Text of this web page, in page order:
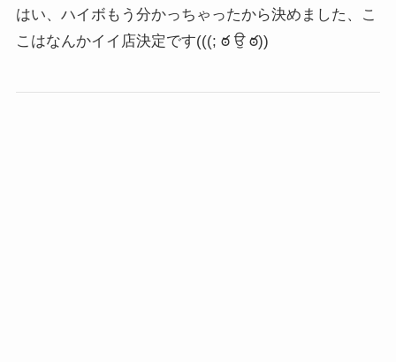
はい、ハイボもう分かっちゃったから決めました、こ
こはなんかイイ店決定です(((; ఠ ਉ ఠ))